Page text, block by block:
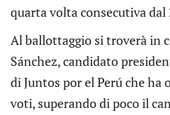
quarta volta consecutiva dal
Al ballottaggio si troverà in
Sánchez, candidato
di Juntos por el Perú che
voti, superando di poco il